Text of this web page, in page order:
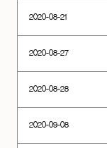
2020-08-21
2020-08-27
2020-08-28
2020-09-08